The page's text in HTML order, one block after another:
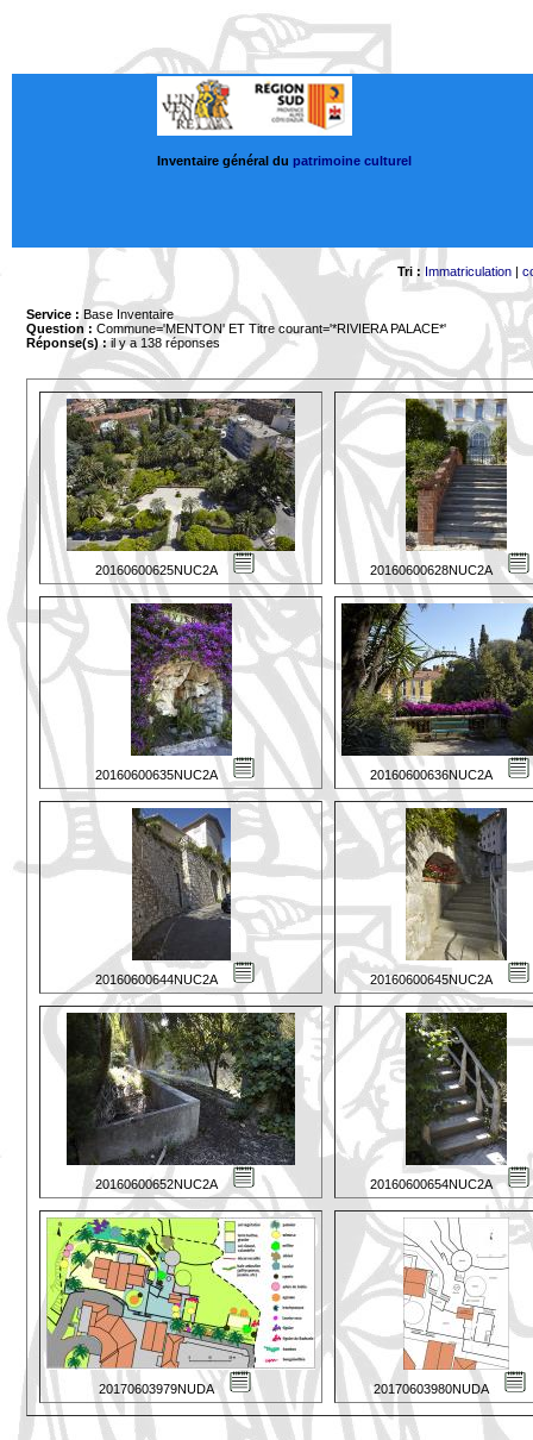
Inventaire général du patrimoine culturel
Tri : Immatriculation|
Service : Base Inventaire
Question : Commune='MENTON' ET Titre courant='*RIVIERA PALACE*'
Réponse(s) :il y a 138 réponses
20160600625NUC2A 20160600628NUC2A
20160600635NUC2A 20160600636NUC2A
20160600644NUC2A 20160600645NUC2A
20160600652NUC2A 20160600654NUC2A
20170603979NUDA 20170603980NUDA